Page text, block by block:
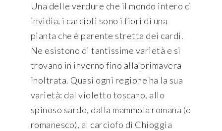
Una delle verdure che il mondo intero ci
invidia, i carciofi sono i fiori di una
pianta che è parente stretta dei cardi.
Ne esistono di tantissime varietà e si
trovano in inverno fino alla primavera
inoltrata. Quasi ogni regione ha la sua
varietà: dal violetto toscano, allo
spinoso sardo, dalla mammola romana (o
romanesco), al carciofo di Chioggia